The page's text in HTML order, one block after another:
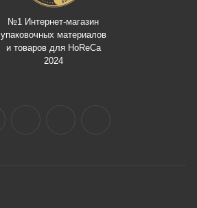
№1 Интернет-магазин
упаковочных материалов
и товаров для HoReCa
2024